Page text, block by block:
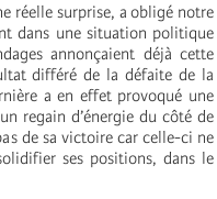
réelle surprise, a obligé notre
dans une situation politique
annonçaient déjà cette
différé de la défaite de la
a en effet provoqué une
regain d’énergie du côté de
de sa victoire car celle-ci ne
ses positions, dans le